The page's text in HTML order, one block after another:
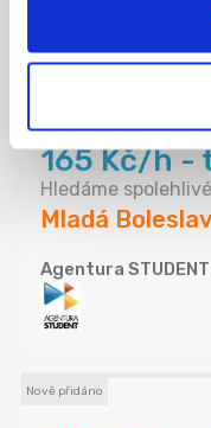
165 Kč/h -
Hledáme
Mladá Boleslav
Agentura
Nově přidáno